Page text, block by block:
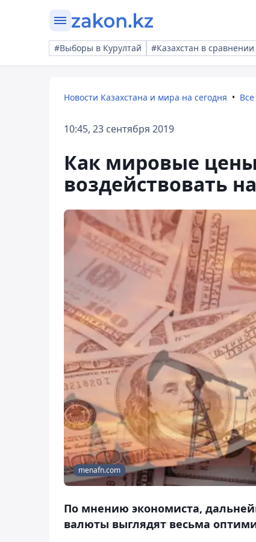
#Выборы в Курултай #Казахстан в сравнении
Новости Казахстана и мира на сегодня
10:45, 23 сентября 2019
Как мировые
воздействовать
menafn.com
По мнению экономиста,
валюты выглядят весьма